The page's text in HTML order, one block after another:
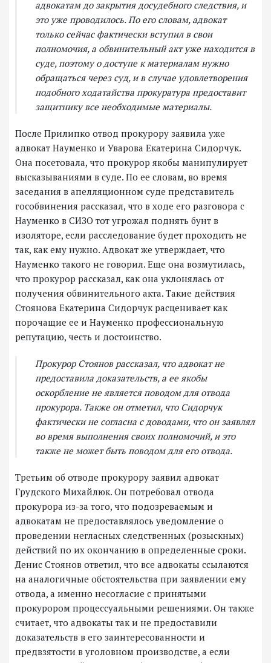
адвокатам до закрытия досудебного следствия, и
это уже проводилось. По его словам, адвокат
только сейчас фактически вступил в свои
полномочия, а обвинительный акт уже находится в
суде, поэтому о доступе к материалам нужно
обращаться через суд, и в случае удовлетворения
подобного ходатайства прокуратура предоставит
защитнику все необходимые материалы.
После Прилипко отвод прокурору заявила уже
адвокат Науменко и Уварова Екатерина Сидорчук.
Она посетовала, что прокурор якобы манипулирует
высказываниями в суде. По ее словам, во время
заседания в апелляционном суде представитель
гособвинения рассказал, что в ходе его разговора с
Науменко в СИЗО тот угрожал поднять бунт в
изоляторе, если расследование будет проходить не
так, как ему нужно. Адвокат же утверждает, что
Науменко такого не говорил. Еще она возмутилась,
что прокурор рассказал, как она уклонялась от
получения обвинительного акта. Такие действия
Стоянова Екатерина Сидорчук расценивает как
порочащие ее и Науменко профессиональную
репутацию, честь и достоинство.
Прокурор Стоянов рассказал, что адвокат не
предоставила доказательств, а ее якобы
оскорбление не является поводом для отвода
прокурора. Также он отметил, что Сидорчук
фактически не согласна с доводами, что он заявлял
во время выполнения своих полномочий, и это
также не может быть поводом для его отвода.
Третьим об отводе прокурору заявил адвокат
Грудского Михайлюк. Он потребовал отвода
прокурора из-за того, что подозреваемым и
адвокатам не предоставлялось уведомление о
проведении негласных следственных (розыскных)
действий по их окончанию в определенные сроки.
Денис Стоянов ответил, что все адвокаты ссылаются
на аналогичные обстоятельства при заявлении ему
отвода, а именно несогласие с принятыми
прокурором процессуальными решениями. Он также
считает, что адвокаты так и не предоставили
доказательств в его заинтересованности и
предвзятости в уголовном производстве, а если